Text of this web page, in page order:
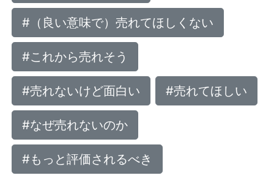
#（良い意味で）売れてほしくない
#これから売れそう
#売れないけど面白い #売れてほしい
#なぜ売れないのか
#もっと評価されるべき